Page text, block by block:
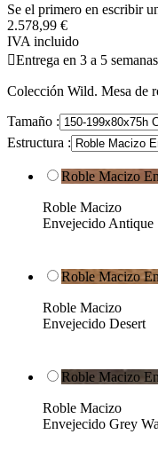
Se el primero en escribir
2.578,99 €
IVA incluido
Entrega en 3 a 5 semanas
Colección Wild. Mesa de
Tamaño :
Estructura :
Roble Macizo
Roble Macizo
Envejecido Antique
Roble Macizo
Roble Macizo
Envejecido Desert
Roble Macizo
Roble Macizo
Envejecido Grey